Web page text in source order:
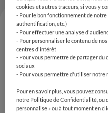
cookies et autres traceurs, si vous y
- Pour le bon fonctionnement de notre
authentification, etc.)
- Pour effectuer une analyse
- Pour personnaliser le contenu de
centres d'intérêt
- Pour vous permettre de partager du
sociaux
- Pour vous permettre d'utiliser notre
Pour en savoir plus, vous pouvez
notre Politique de Confidentialité, ou
personnalise » ou à tout moment en